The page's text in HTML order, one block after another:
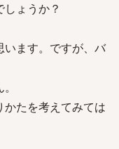
ょうか？
います。ですが、バ
たを考えてみては